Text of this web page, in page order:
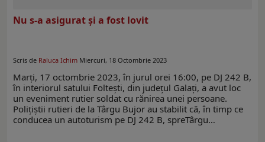
Nu s-a asigurat și a fost lovit
Scris de Raluca Ichim Miercuri, 18 Octombrie 2023
Marți, 17 octombrie 2023, în jurul orei 16:00, pe DJ 242 B,
în interiorul satului Foltești, din județul Galați, a avut loc
un eveniment rutier soldat cu rănirea unei persoane.
Polițiștii rutieri de la Târgu Bujor au stabilit că, în timp ce
conducea un autoturism pe DJ 242 B, spreTârgu…